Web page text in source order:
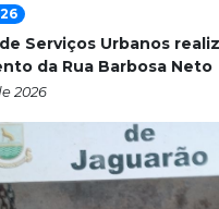
Serviços Urbanos
da Rua Barbosa Neto
2026